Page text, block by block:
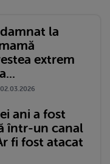
la
extrem
ani a fost
într-un canal
fi fost atacat